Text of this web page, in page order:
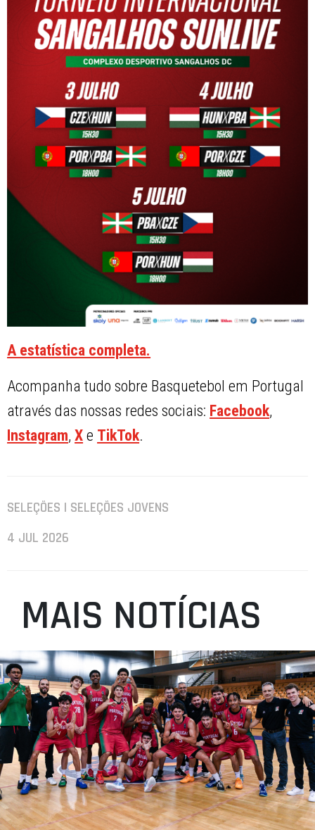
A estatística completa.
Acompanha tudo sobre Basquetebol em Portugal
através das nossas redes sociais: Facebook,
Instagram,X e TikTok.
SELEÇÕES | SELEÇÕES JOVENS
4 JUL 2026
MAIS NOTÍCIAS